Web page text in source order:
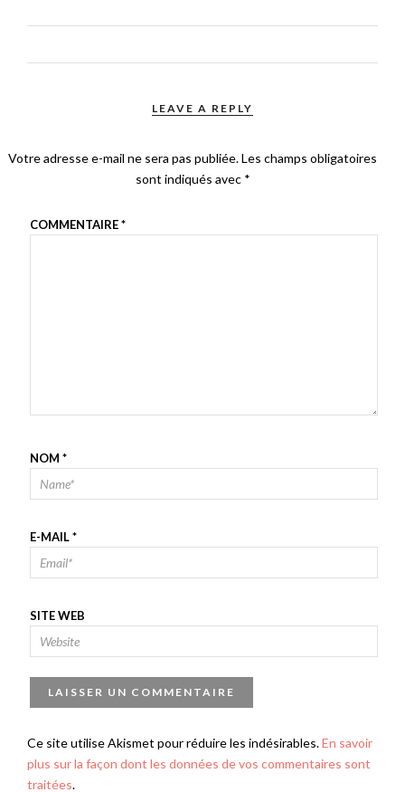
LEAVE A REPLY
Votre adresse e-mail ne sera pas publiée.Les champs obligatoires
sont indiqués avec *
COMMENTAIRE*
NOM *
E-MAIL*
SITE WEB
Ce site utilise Akismet pour réduire les indésirables.En savoir
plus sur la façon dont les données de vos commentaires sont
traitées.